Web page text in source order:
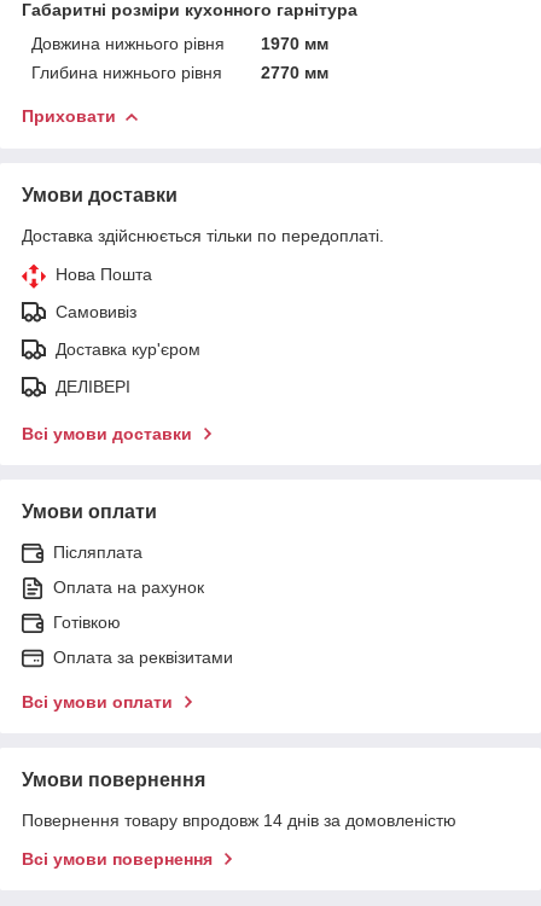
Габаритні розміри кухонного гарнітура
Довжина нижнього рівня
1970 мм
Глибина нижнього рівня
2770 мм
Приховати
Умови доставки
Доставка здійснюється тільки по передоплаті.
Нова Пошта
Самовивіз
Доставка кур'єром
ДЕЛІВЕРІ
Всі умови доставки
Умови оплати
Післяплата
Оплата на рахунок
Готівкою
Оплата за реквізитами
Всі умови оплати
Умови повернення
Повернення товару впродовж 14 днів за домовленістю
Всі умови повернення